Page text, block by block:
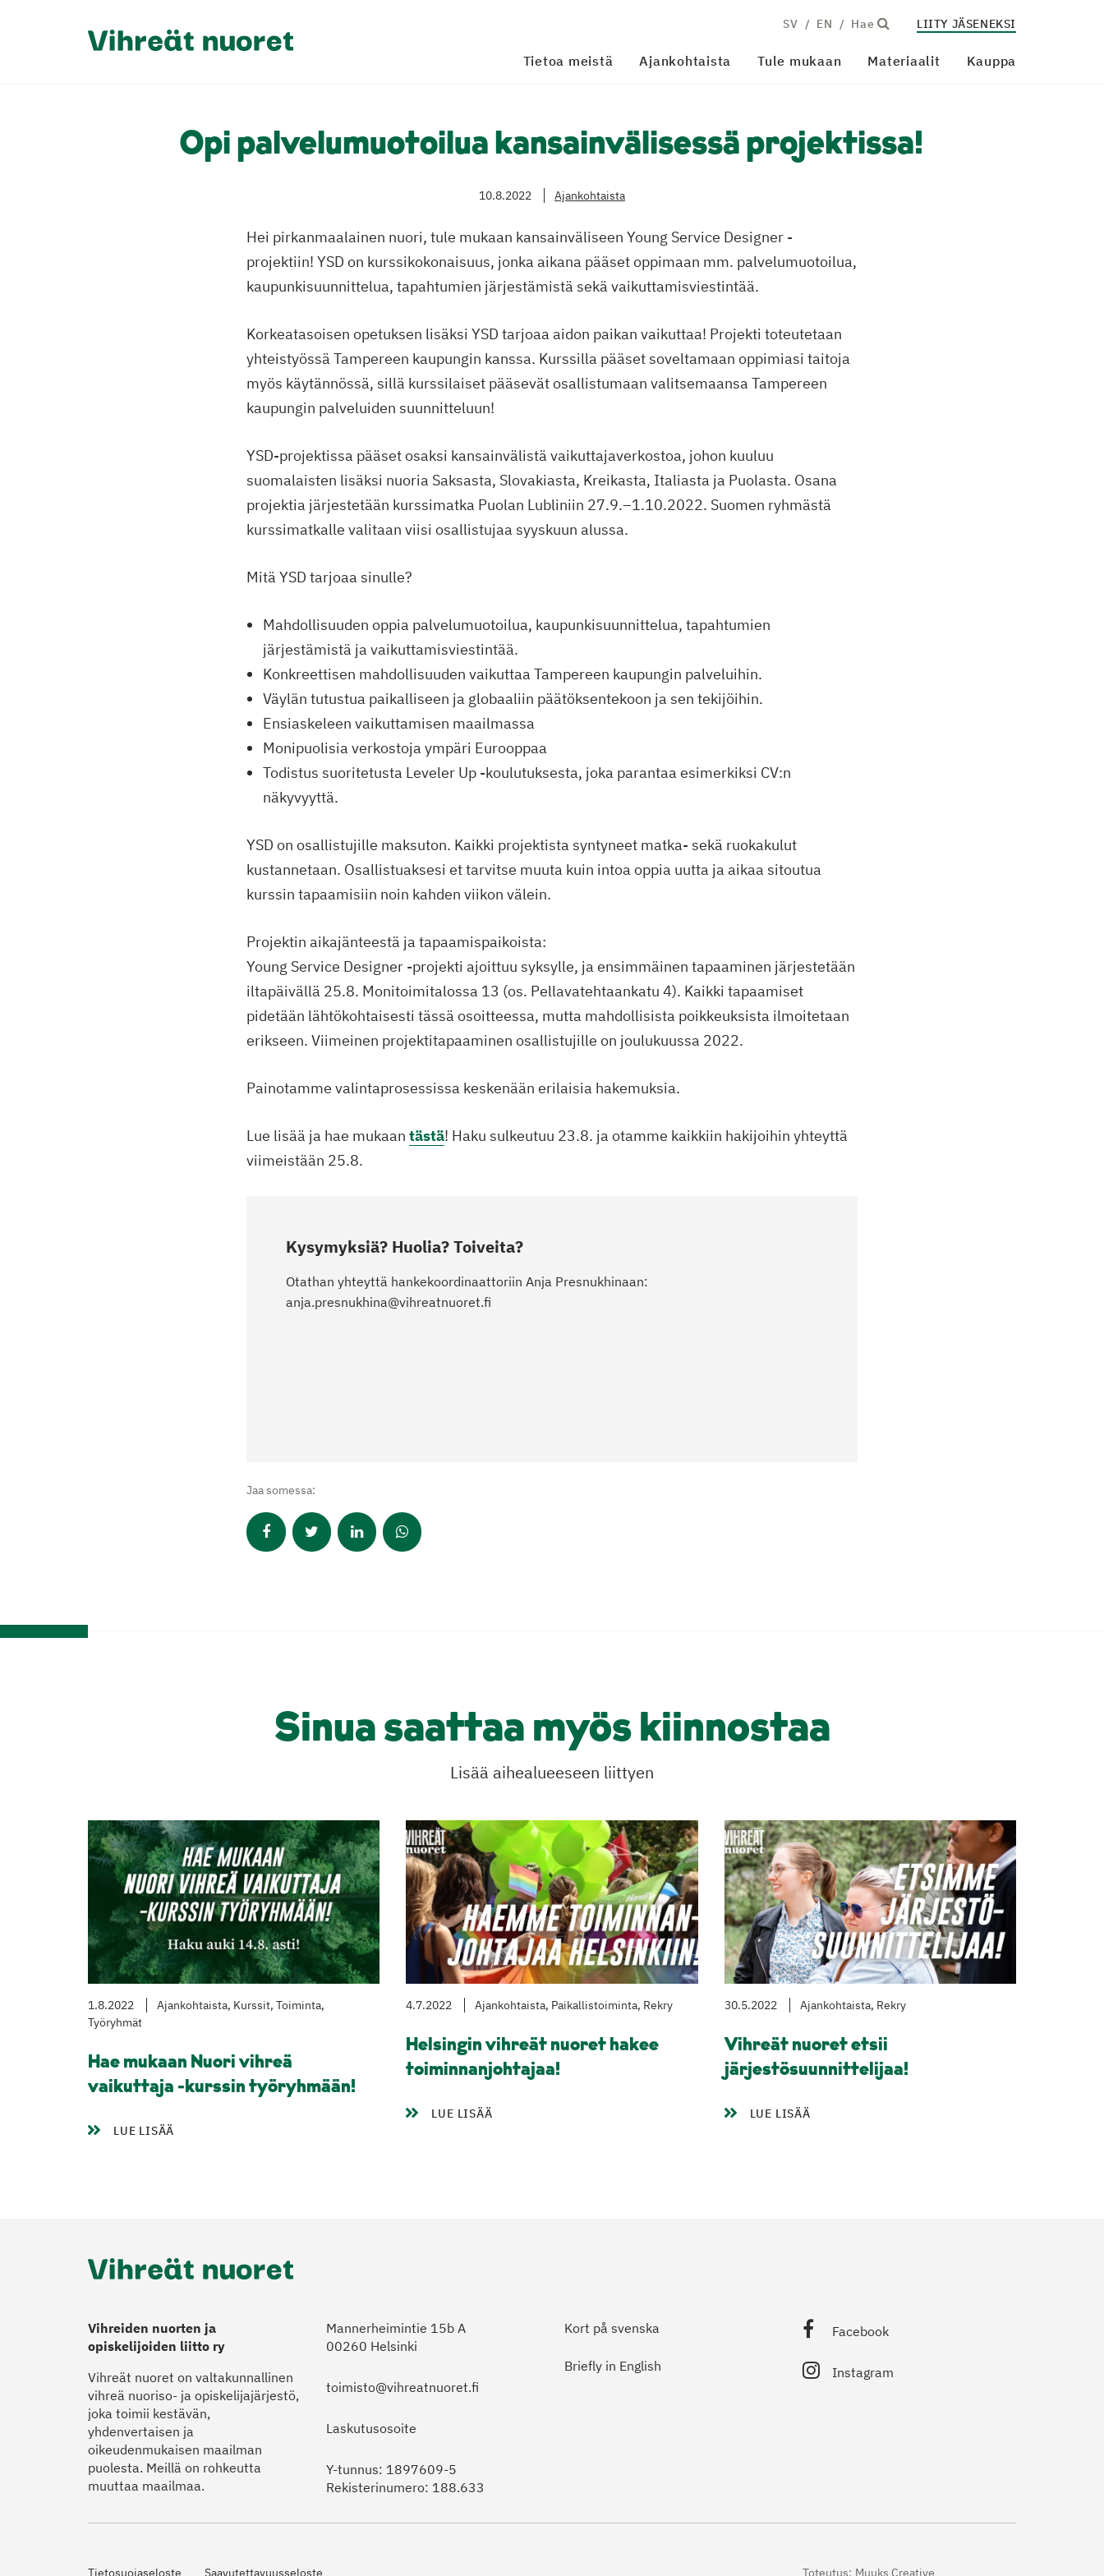
SV EN Hae LIITY JÄSENEKSI
Tietoa meistä Ajankohtaista Tule mukaan Materiaalit Kauppa
Opi palvelumuotoilua kansainvälisessä projektissa!
10.8.2022 Ajankohtaista
Hei pirkanmaalainen nuori, tule mukaan kansainväliseen Young Service Designer -
projektiin! YSD on kurssikokonaisuus, jonka aikana pääset oppimaan mm. palvelumuotoilua,
kaupunkisuunnittelua, tapahtumien järjestämistä sekä vaikuttamisviestintää.
Korkeatasoisen opetuksen lisäksi YSD tarjoaa aidon paikan vaikuttaa! Projekti toteutetaan
yhteistyössä Tampereen kaupungin kanssa. Kurssilla pääset soveltamaan oppimiasi taitoja
myös käytännössä, sillä kurssilaiset pääsevät osallistumaan valitsemaansa Tampereen
kaupungin palveluiden suunnitteluun!
YSD-projektissa pääset osaksi kansainvälistä vaikuttajaverkostoa, johon kuuluu
suomalaisten lisäksi nuoria Saksasta, Slovakiasta, Kreikasta, Italiasta ja Puolasta. Osana
projektia järjestetään kurssimatka Puolan Lubliniin 27.9.–1.10.2022. Suomen ryhmästä
kurssimatkalle valitaan viisi osallistujaa syyskuun alussa.
Mitä YSD tarjoaa sinulle?
Mahdollisuuden oppia palvelumuotoilua, kaupunkisuunnittelua, tapahtumien
järjestämistä ja vaikuttamisviestintää.
Konkreettisen mahdollisuuden vaikuttaa Tampereen kaupungin palveluihin.
Väylän tutustua paikalliseen ja globaaliin päätöksentekoon ja sen tekijöihin.
Ensiaskeleen vaikuttamisen maailmassa
Monipuolisia verkostoja ympäri Eurooppaa
Todistus suoritetusta Leveler Up -koulutuksesta, joka parantaa esimerkiksi CV:n
näkyvyyttä.
YSD on osallistujille maksuton. Kaikki projektista syntyneet matka- sekä ruokakulut
kustannetaan. Osallistuaksesi et tarvitse muuta kuin intoa oppia uutta ja aikaa sitoutua
kurssin tapaamisiin noin kahden viikon välein.
Projektin aikajänteestä ja tapaamispaikoista:
Young Service Designer -projekti ajoittuu syksylle, ja ensimmäinen tapaaminen järjestetään
iltapäivällä 25.8. Monitoimitalossa 13 (os. Pellavatehtaankatu 4). Kaikki tapaamiset
pidetään lähtökohtaisesti tässä osoitteessa, mutta mahdollisista poikkeuksista ilmoitetaan
erikseen. Viimeinen projektitapaaminen osallistujille on joulukuussa 2022.
Painotamme valintaprosessissa keskenään erilaisia hakemuksia.
Lue lisää ja hae mukaantästä! Haku sulkeutuu 23.8. ja otamme kaikkiin hakijoihin yhteyttä
viimeistään 25.8.
Kysymyksiä? Huolia? Toiveita?
Otathan yhteyttä hankekoordinaattoriin Anja Presnukhinaan:
anja.presnukhina@vihreatnuoret.fi
Jaa somessa:
Sinua saattaa myös kiinnostaa
Lisää aihealueeseen liittyen
1.8.2022
Ajankohtaista, Kurssit, Toiminta,
Työryhmät
Hae mukaan Nuori vihreä
vaikuttaja -kurssin työryhmään!
LUE LISÄÄ
4.7.2022 Ajankohtaista, Paikallistoiminta, Rekry
Helsingin vihreät nuoret hakee
toiminnanjohtajaa!
LUE LISÄÄ
30.5.2022 Ajankohtaista, Rekry
Vihreät nuoret etsii
järjestösuunnittelijaa!
LUE LISÄÄ
Vihreiden nuorten ja
opiskelijoiden liitto ry
Vihreät nuoret on valtakunnallinen
vihreä nuoriso- ja opiskelijajärjestö,
joka toimii kestävän,
yhdenvertaisen ja
oikeudenmukaisen maailman
puolesta. Meillä on rohkeutta
muuttaa maailmaa.
Mannerheimintie 15b A
00260 Helsinki
toimisto@vihreatnuoret.fi
Laskutusosoite
Y-tunnus: 1897609-5
Rekisterinumero: 188.633
Kort på svenska
Briefly in English
Facebook
Instagram